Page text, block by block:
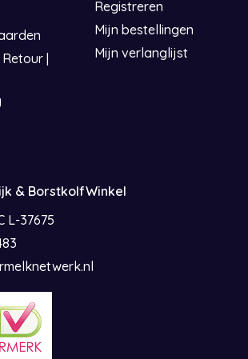
|
Registreren
Mijn bestellingen
Mijn verlanglijst
& BorstkolfWinkel
L-37675